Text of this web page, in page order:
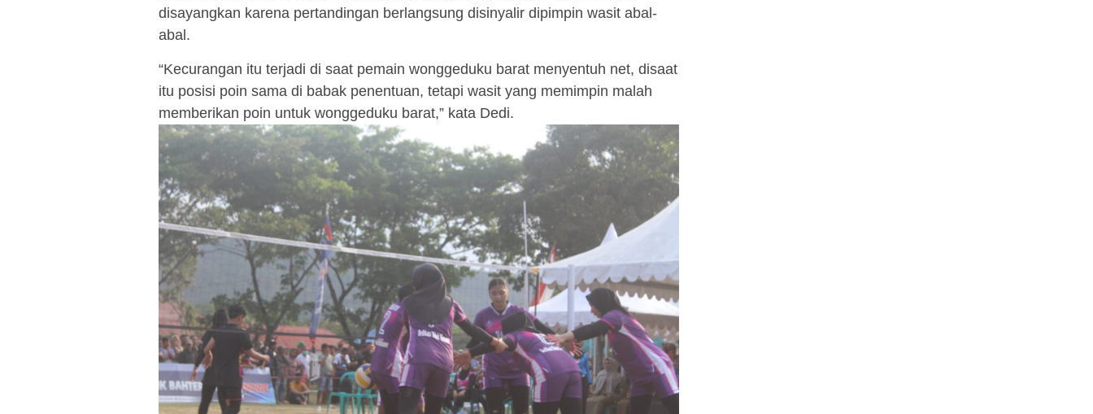
disayangkan karena pertandingan berlangsung disinyalir dipimpin wasit abal-
abal.
“Kecurangan itu terjadi di saat pemain wonggeduku barat menyentuh net, disaat
itu posisi poin sama di babak penentuan, tetapi wasit yang memimpin malah
memberikan poin untuk wonggeduku barat,” kata Dedi.